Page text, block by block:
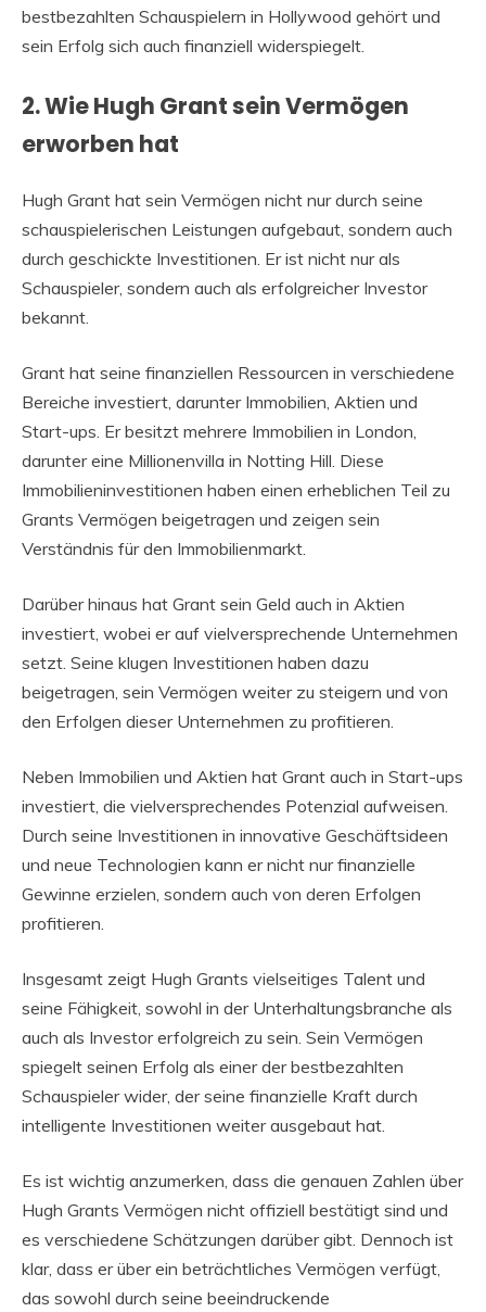
bestbezahlten Schauspielern in Hollywood gehört und
sein Erfolg sich auch finanziell widerspiegelt.
2. Wie Hugh Grant sein Vermögen
erworben hat
Hugh Grant hat sein Vermögen nicht nur durch seine
schauspielerischen Leistungen aufgebaut, sondern auch
durch geschickte Investitionen. Er ist nicht nur als
Schauspieler, sondern auch als erfolgreicher Investor
bekannt.
Grant hat seine finanziellen Ressourcen in verschiedene
Bereiche investiert, darunter Immobilien, Aktien und
Start-ups. Er besitzt mehrere Immobilien in London,
darunter eine Millionenvilla in Notting Hill. Diese
Immobilieninvestitionen haben einen erheblichen Teil zu
Grants Vermögen beigetragen und zeigen sein
Verständnis für den Immobilienmarkt.
Darüber hinaus hat Grant sein Geld auch in Aktien
investiert, wobei er auf vielversprechende Unternehmen
setzt. Seine klugen Investitionen haben dazu
beigetragen, sein Vermögen weiter zu steigern und von
den Erfolgen dieser Unternehmen zu profitieren.
Neben Immobilien und Aktien hat Grant auch in Start-ups
investiert, die vielversprechendes Potenzial aufweisen.
Durch seine Investitionen in innovative Geschäftsideen
und neue Technologien kann er nicht nur finanzielle
Gewinne erzielen, sondern auch von deren Erfolgen
profitieren.
Insgesamt zeigt Hugh Grants vielseitiges Talent und
seine Fähigkeit, sowohl in der Unterhaltungsbranche als
auch als Investor erfolgreich zu sein. Sein Vermögen
spiegelt seinen Erfolg als einer der bestbezahlten
Schauspieler wider, der seine finanzielle Kraft durch
intelligente Investitionen weiter ausgebaut hat.
Es ist wichtig anzumerken, dass die genauen Zahlen über
Hugh Grants Vermögen nicht offiziell bestätigt sind und
es verschiedene Schätzungen darüber gibt. Dennoch ist
klar, dass er über ein beträchtliches Vermögen verfügt,
das sowohl durch seine beeindruckende